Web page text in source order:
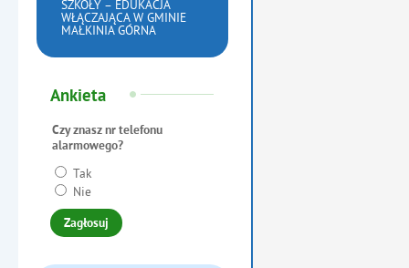
SZKOŁY – EDUKACJA
WŁĄCZAJĄCA W GMINIE
MAŁKINIA GÓRNA
Ankieta
Czy znasz nr telefonu
alarmowego?
Tak
Nie